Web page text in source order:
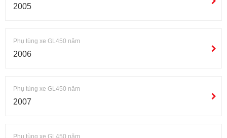
2005
Phụ tùng xe GL450 năm
2006
Phụ tùng xe GL450 năm
2007
Phụ tùng xe GL450 năm